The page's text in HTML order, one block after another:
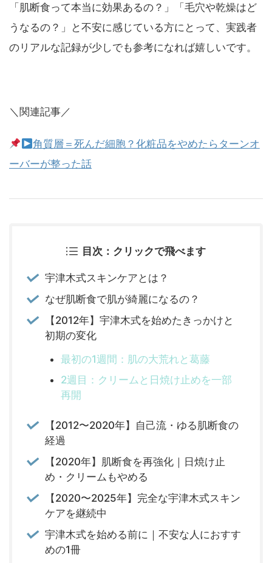
「肌断食って本当に効果あるの？」「毛穴や乾燥はど
うなるの？」と不安に感じている方にとって、実践者
のリアルな記録が少しでも参考になれば嬉しいです。
＼関連記事／
角質層＝死んだ細胞？化粧品をやめたらターンオ
ーバーが整った話
目次：クリックで飛べます
宇津木式スキンケアとは？
なぜ肌断食で肌が綺麗になるの？
【2012年】宇津木式を始めたきっかけと
初期の変化
最初の1週間：肌の大荒れと葛藤
2週目：クリームと日焼け止めを一部
再開
【2012〜2020年】自己流・ゆる肌断食の
経過
【2020年】肌断食を再強化｜日焼け止
め・クリームもやめる
【2020〜2025年】完全な宇津木式スキン
ケアを継続中
宇津木式を始める前に｜不安な人におすす
めの1冊